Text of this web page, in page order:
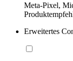
Meta-Pixel,
Erweitertes